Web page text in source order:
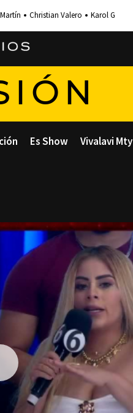
Christian Valero Karol G
Es Show Vivalavi Mty